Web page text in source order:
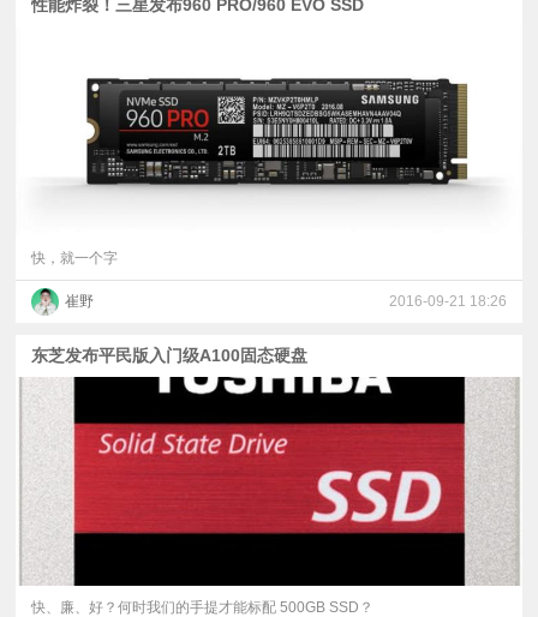
性能炸裂！三星发布960 PRO/960 EVO SSD
快，就一个字
崔野 2016-09-21 18:26
东芝发布平民版入门级A100固态硬盘
快、廉、好？何时我们的手提才能标配 500GB SSD？